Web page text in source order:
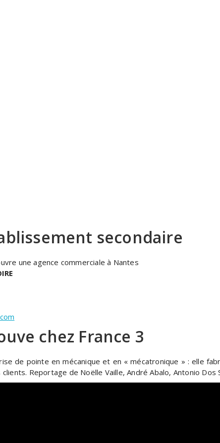
secondaire
une agence commerciale à Nantes
chez France 3
de pointe en mécanique et en « mécatronique » : elle
Reportage de Noëlle Vaille, André Abalo, Antonio Dos